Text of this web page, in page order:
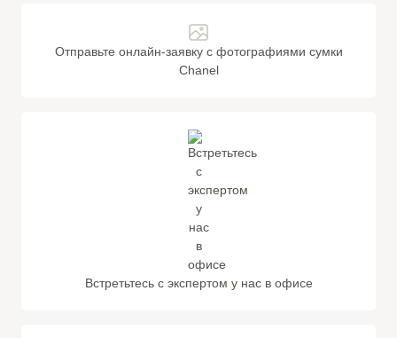
Отправьте онлайн-заявку с фотографиями сумки
Chanel
Встретьтесь с экспертом у нас в офисе